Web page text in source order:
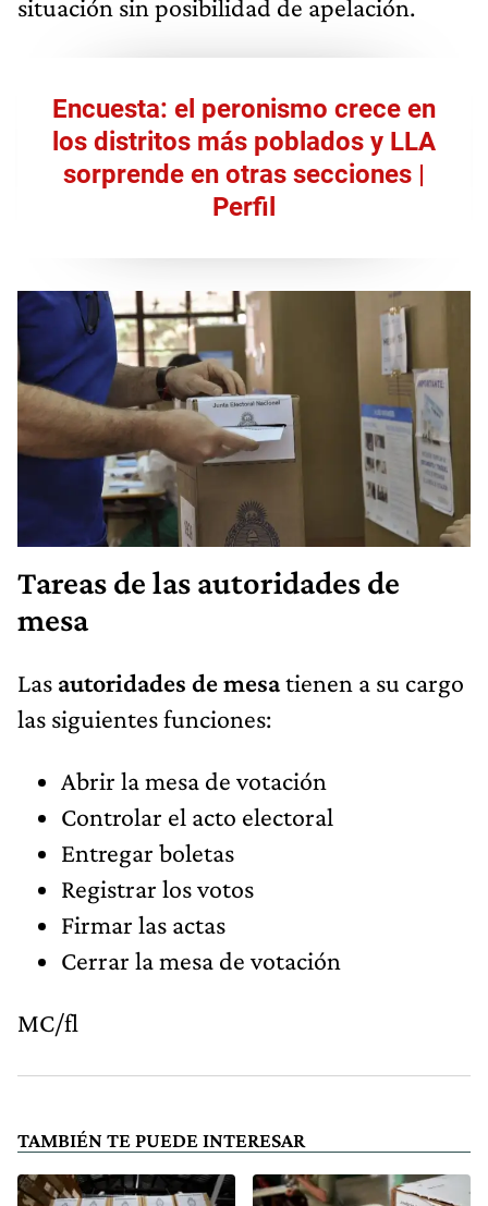
situación sin posibilidad de apelación.
Encuesta: el peronismo crece en
los distritos más poblados y LLA
sorprende en otras secciones |
Perfil
Tareas de las autoridades de
mesa
Las autoridades de mesatienen a su cargo
las siguientes funciones:
Abrir la mesa de votación
Controlar el acto electoral
Entregar boletas
Registrar los votos
Firmar las actas
Cerrar la mesa de votación
MC/fl
TAMBIÉN TE PUEDE INTERESAR